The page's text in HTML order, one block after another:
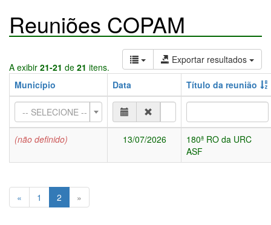
Reuniões COPAM
Exportar resultados
A exibir 21-21 de 21 itens.
Município
Data Título da reunião
-- SELECIONE --
(não definido) 13/07/2026
180ª RO da URC
ASF
« 1 2 »